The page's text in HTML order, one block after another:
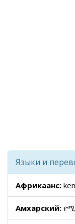
Языки и
Африкаанс: ken
Амхарский: